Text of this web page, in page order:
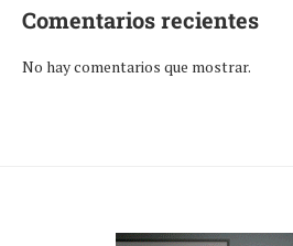
Comentarios recientes
No hay comentarios que mostrar.